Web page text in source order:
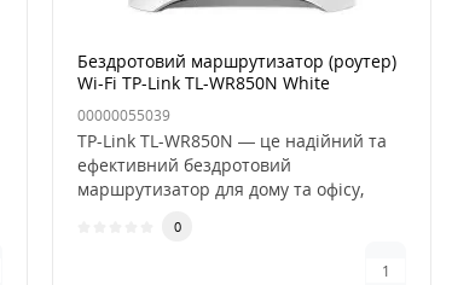
Бездротовий маршрутизатор (роутер)
Wi-Fi TP-Link TL-WR850N White
00000055039
TP-Link TL-WR850N — це надійний та
ефективний бездротовий
маршрутизатор для дому та офісу,
0